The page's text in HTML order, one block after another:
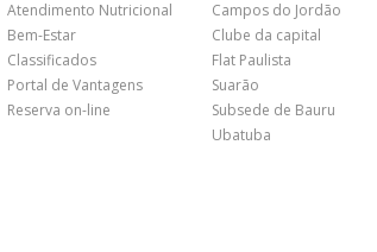
Atendimento Nutricional
Bem-Estar
Classificados
Portal de Vantagens
Reserva on-line
Campos do Jordão
Clube da capital
Flat Paulista
Suarão
Subsede de Bauru
Ubatuba